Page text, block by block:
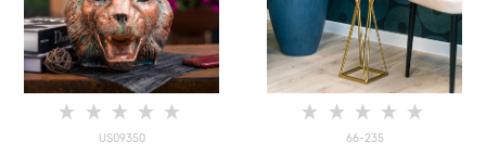
US09350 66-235